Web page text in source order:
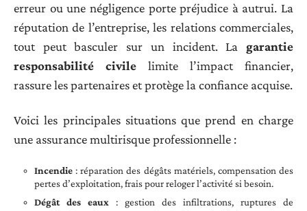
erreur ou une négligence porte préjudice à autrui. La
réputation de l’entreprise, les relations commerciales,
tout peut basculer sur un incident. La garantie
responsabilité civile limite l’impact financier,
rassure les partenaires et protège la confiance acquise.
Voici les principales situations que prend en charge
une assurance multirisque professionnelle :
Incendie : réparation des dégâts matériels, compensation des
pertes d’exploitation, frais pour reloger l’activité si besoin.
Dégât des eaux : gestion des infiltrations, ruptures de